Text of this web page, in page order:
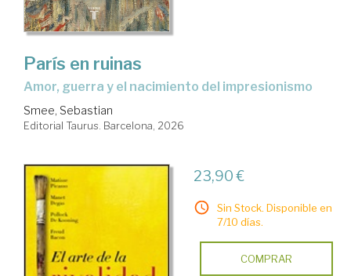
París en ruinas
Amor, guerra y el nacimiento del impresionismo
Smee, Sebastian
Editorial Taurus. Barcelona, 2026
23,90 €
Sin Stock. Disponible en
7/10 días.
COMPRAR